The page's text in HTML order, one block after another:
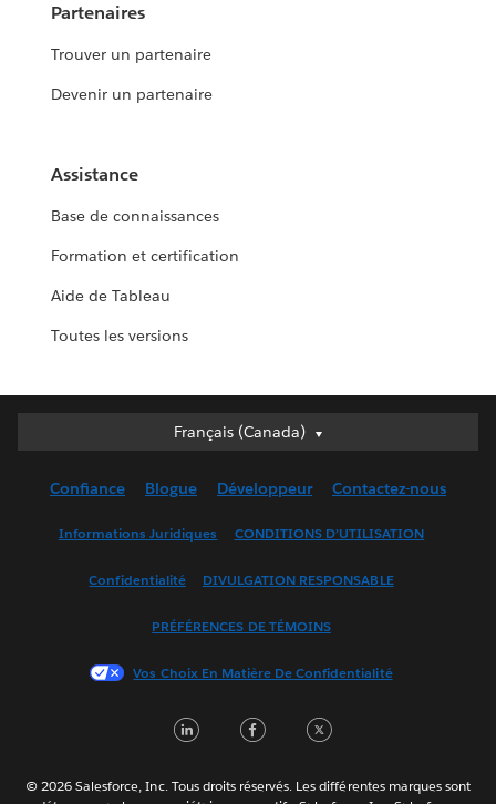
Partenaires
Trouver un partenaire
Devenir un partenaire
Assistance
Base de connaissances
Formation et certification
Aide de Tableau
Toutes les versions
Français (Canada)
Français (Canada)
English (UK)
Français (France)
한국어
Português
Confiance Blogue Développeur Contactez-nous
Informations Juridiques CONDITIONS D’UTILISATION
Confidentialité DIVULGATION RESPONSABLE
PRÉFÉRENCES DE TÉMOINS
Vos Choix En Matière De Confidentialité
LinkedInFacebook
© 2026 Salesforce, Inc. Tous droits réservés. Les différentes marques sont